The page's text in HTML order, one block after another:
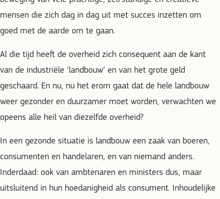
mensen die zich dag in dag uit met succes inzetten om
goed met de aarde om te gaan.
Al die tijd heeft de overheid zich consequent aan de kant
van de industriële ‘landbouw’ en van het grote geld
geschaard. En nu, nu het erom gaat dat de hele landbouw
weer gezonder en duurzamer moet worden, verwachten we
opeens alle heil van diezelfde overheid?
In een gezonde situatie is landbouw een zaak van boeren,
consumenten en handelaren, en van niemand anders.
Inderdaad: ook van ambtenaren en ministers dus, maar
uitsluitend in hun hoedanigheid als consument. Inhoudelijke